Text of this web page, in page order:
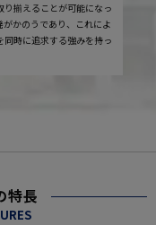
揃えることが可能になっ
かのうであり、これによ
同時に追求する強みを持っ
特長